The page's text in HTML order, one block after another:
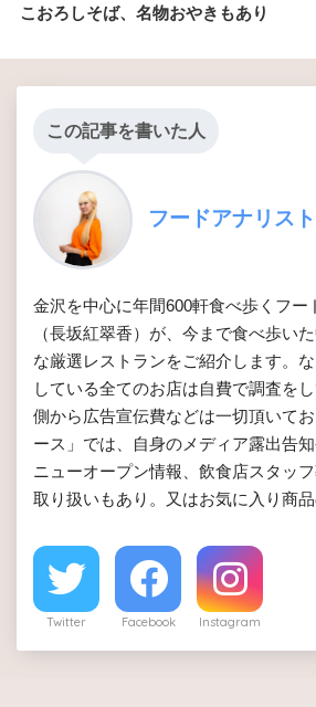
こおろしそば、名物おやきもあり
この記事を書いた人
フードアナリス
金沢を中心に年間600軒食べ歩くフー
（長坂紅翠香）が、今まで食べ歩い
な厳選レストランをご紹介します。
している全てのお店は自費で調査を
側から広告宣伝費などは一切頂いて
ース」では、自身のメディア露出告知
ニューオープン情報、飲食店スタッ
取り扱いもあり。又はお気に入り商品
Twitter Facebook Instagram